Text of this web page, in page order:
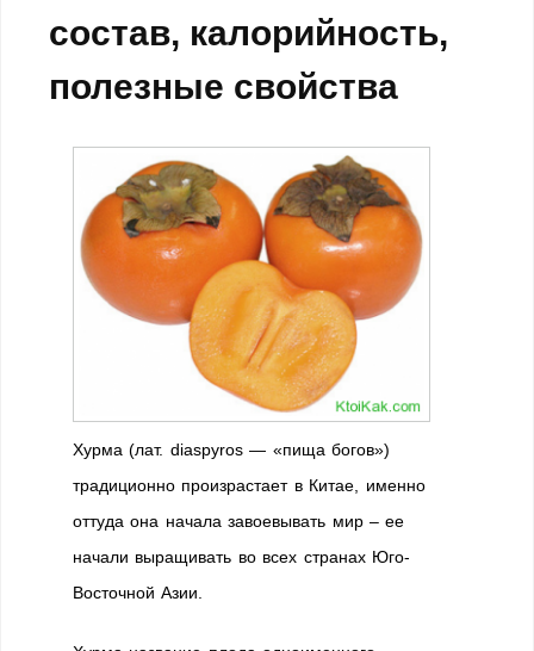
состав, калорийность,
полезные свойства
Хурма (лат. diaspyros — «пища богов»)
традиционно произрастает в Китае, именно
оттуда она начала завоевывать мир – ее
начали выращивать во всех странах Юго-
Восточной Азии.